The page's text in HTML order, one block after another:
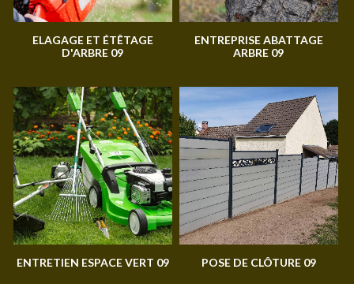
ELAGAGE ET ÉTÊTAGE
D'ARBRE 09
ENTREPRISE ABATTAGE
ARBRE 09
ENTRETIEN ESPACE VERT 09 POSE DE CLÔTURE 09